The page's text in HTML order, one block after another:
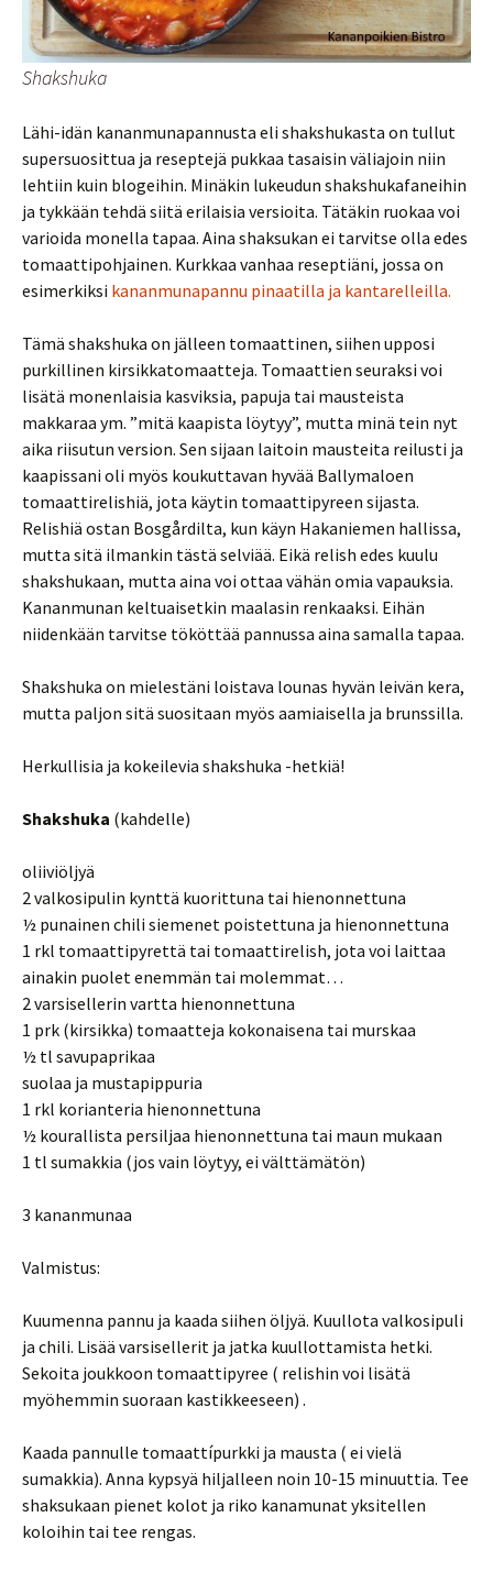
Shakshuka
Lähi-idän kananmunapannusta eli shakshukasta on tullut
supersuosittua ja reseptejä pukkaa tasaisin väliajoin niin
lehtiin kuin blogeihin. Minäkin lukeudun shakshukafaneihin
ja tykkään tehdä siitä erilaisia versioita. Tätäkin ruokaa voi
varioida monella tapaa. Aina shaksukan ei tarvitse olla edes
tomaattipohjainen. Kurkkaa vanhaa reseptiäni, jossa on
esimerkiksi kananmunapannu pinaatilla ja kantarelleilla.
Tämä shakshuka on jälleen tomaattinen, siihen upposi
purkillinen kirsikkatomaatteja. Tomaattien seuraksi voi
lisätä monenlaisia kasviksia, papuja tai mausteista
makkaraa ym. ”mitä kaapista löytyy”, mutta minä tein nyt
aika riisutun version. Sen sijaan laitoin mausteita reilusti ja
kaapissani oli myös koukuttavan hyvää Ballymaloen
tomaattirelishiä, jota käytin tomaattipyreen sijasta.
Relishiä ostan Bosgårdilta, kun käyn Hakaniemen hallissa,
mutta sitä ilmankin tästä selviää. Eikä relish edes kuulu
shakshukaan, mutta aina voi ottaa vähän omia vapauksia.
Kananmunan keltuaisetkin maalasin renkaaksi. Eihän
niidenkään tarvitse tököttää pannussa aina samalla tapaa.
Shakshuka on mielestäni loistava lounas hyvän leivän kera,
mutta paljon sitä suositaan myös aamiaisella ja brunssilla.
Herkullisia ja kokeilevia shakshuka -hetkiä!
Shakshuka (kahdelle)
oliiviöljyä
2 valkosipulin kynttä kuorittuna tai hienonnettuna
½ punainen chili siemenet poistettuna ja hienonnettuna
1 rkl tomaattipyrettä tai tomaattirelish, jota voi laittaa
ainakin puolet enemmän tai molemmat…
2 varsisellerin vartta hienonnettuna
1 prk (kirsikka) tomaatteja kokonaisena tai murskaa
½ tl savupaprikaa
suolaa ja mustapippuria
1 rkl korianteria hienonnettuna
½ kourallista persiljaa hienonnettuna tai maun mukaan
1 tl sumakkia (jos vain löytyy, ei välttämätön)
3 kananmunaa
Valmistus:
Kuumenna pannu ja kaada siihen öljyä. Kuullota valkosipuli
ja chili. Lisää varsisellerit ja jatka kuullottamista hetki.
Sekoita joukkoon tomaattipyree ( relishin voi lisätä
myöhemmin suoraan kastikkeeseen) .
Kaada pannulle tomaattípurkki ja mausta ( ei vielä
sumakkia). Anna kypsyä hiljalleen noin 10-15 minuuttia. Tee
shaksukaan pienet kolot ja riko kanamunat yksitellen
koloihin tai tee rengas.